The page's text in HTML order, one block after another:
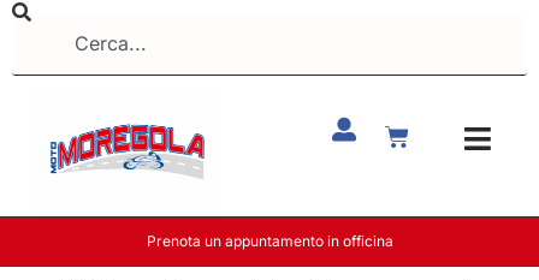
Prenota un appuntamento in officina